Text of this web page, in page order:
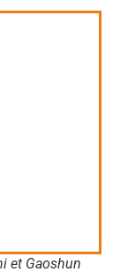
et Gaoshun